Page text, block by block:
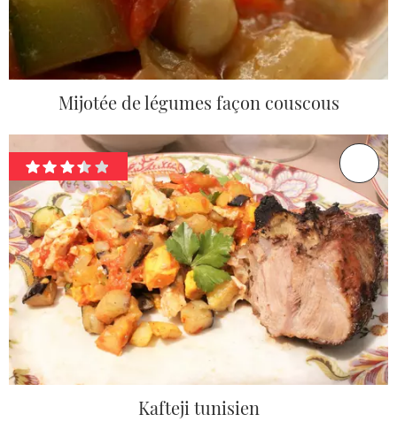
Mijotée de légumes façon couscous
Kafteji tunisien